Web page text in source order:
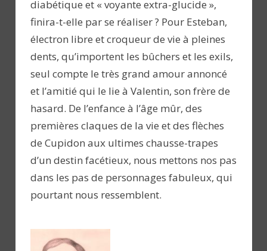
diabétique et « voyante extra-glucide »,
finira-t-elle par se réaliser ? Pour Esteban,
électron libre et croqueur de vie à pleines
dents, qu’importent les bûchers et les exils,
seul compte le très grand amour annoncé
et l’amitié qui le lie à Valentin, son frère de
hasard. De l’enfance à l’âge mûr, des
premières claques de la vie et des flèches
de Cupidon aux ultimes chausse-trapes
d’un destin facétieux, nous mettons nos pas
dans les pas de personnages fabuleux, qui
pourtant nous ressemblent.